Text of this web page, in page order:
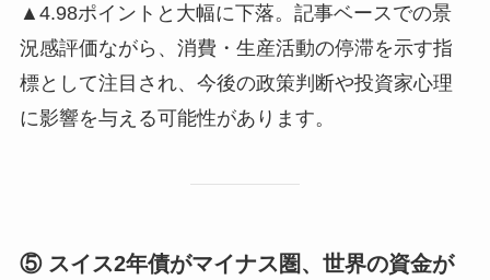
▲4.98ポイントと大幅に下落。記事ベースでの景
況感評価ながら、消費・生産活動の停滞を示す指
標として注目され、今後の政策判断や投資家心理
に影響を与える可能性があります。
⑤ スイス2年債がマイナス圏、世界の資金が